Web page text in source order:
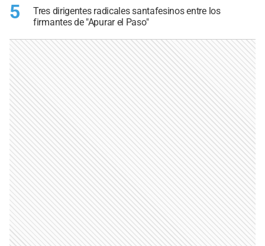
5
Tres dirigentes radicales santafesinos entre los
firmantes de "Apurar el Paso"